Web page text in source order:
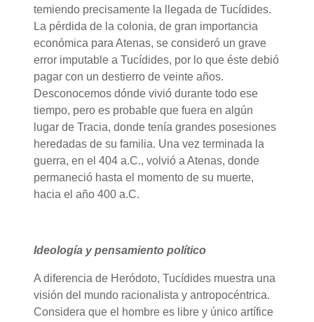
temiendo precisamente la llegada de Tucídides.
La pérdida de la colonia, de gran importancia
económica para Atenas, se consideró un grave
error imputable a Tucídides, por lo que éste debió
pagar con un destierro de veinte años.
Desconocemos dónde vivió durante todo ese
tiempo, pero es probable que fuera en algún
lugar de Tracia, donde tenía grandes posesiones
heredadas de su familia. Una vez terminada la
guerra, en el 404 a.C., volvió a Atenas, donde
permaneció hasta el momento de su muerte,
hacia el año 400 a.C.
Ideología y pensamiento político
A diferencia de Heródoto, Tucídides muestra una
visión del mundo racionalista y antropocéntrica.
Considera que el hombre es libre y único artífice